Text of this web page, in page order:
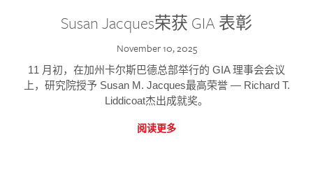
Susan Jacques荣获 GIA 表彰
November 10, 2025
11 月初，在加州卡尔斯巴德总部举行的 GIA 理事会会议
上，研究院授予 Susan M. Jacques最高荣誉 — Richard T.
Liddicoat杰出成就奖。
阅读更多